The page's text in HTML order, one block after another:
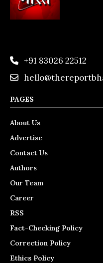
+91 83026 22512
PAGES
About Us
Advertise
Contact Us
Authors
Our Team
Career
RSS
Fact-Checking Policy
Correction Policy
Ethics Policy